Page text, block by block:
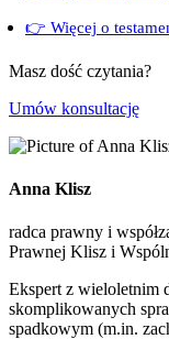
👉 Więcej o
Masz dość czytania?
Umów konsultację
Anna Klisz
radca prawny i
Prawnej Klisz i
Ekspert z wieloletnim
skomplikowanych
spadkowym (m.in.